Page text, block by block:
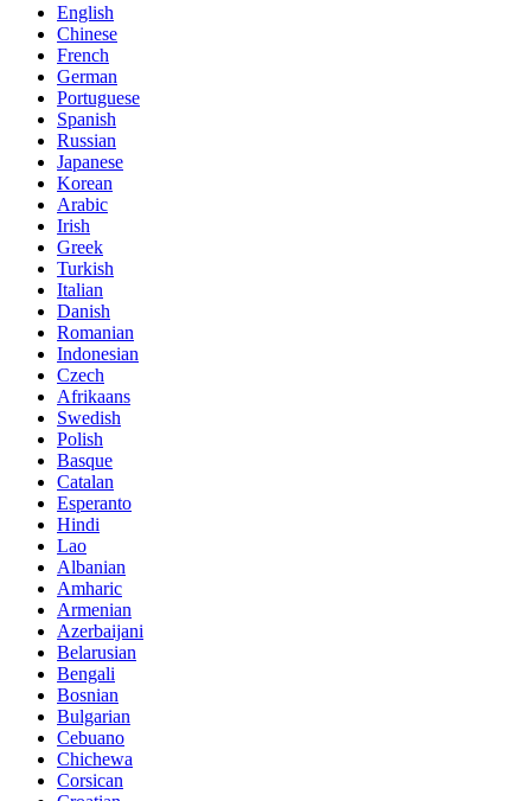
English
Chinese
French
German
Portuguese
Spanish
Russian
Japanese
Korean
Arabic
Irish
Greek
Turkish
Italian
Danish
Romanian
Indonesian
Czech
Afrikaans
Swedish
Polish
Basque
Catalan
Esperanto
Hindi
Lao
Albanian
Amharic
Armenian
Azerbaijani
Belarusian
Bengali
Bosnian
Bulgarian
Cebuano
Chichewa
Corsican